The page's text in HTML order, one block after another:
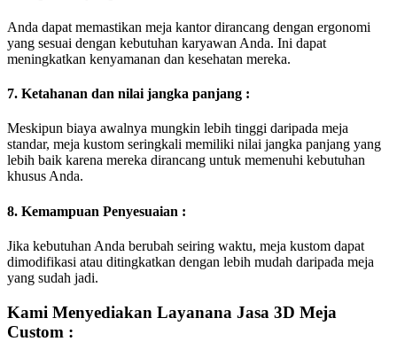
Anda dapat memastikan meja kantor dirancang dengan ergonomi
yang sesuai dengan kebutuhan karyawan Anda. Ini dapat
meningkatkan kenyamanan dan kesehatan mereka.
7. Ketahanan dan nilai jangka panjang :
Meskipun biaya awalnya mungkin lebih tinggi daripada meja
standar, meja kustom seringkali memiliki nilai jangka panjang yang
lebih baik karena mereka dirancang untuk memenuhi kebutuhan
khusus Anda.
8. Kemampuan Penyesuaian :
Jika kebutuhan Anda berubah seiring waktu, meja kustom dapat
dimodifikasi atau ditingkatkan dengan lebih mudah daripada meja
yang sudah jadi.
Kami Menyediakan Layanana Jasa 3D Meja
Custom :